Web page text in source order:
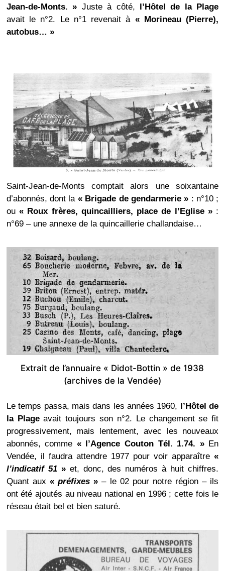
Jean-de-Monts. » Juste à côté, l’Hôtel de la Plage
avait le n°2. Le n°1 revenait à « Morineau (Pierre),
autobus… »
Saint-Jean-de-Monts comptait alors une soixantaine
d’abonnés, dont la « Brigade de gendarmerie » : n°10 ;
ou« Roux frères, quincailliers, place de l’Eglise »:
n°69 – une annexe de la quincaillerie challandaise…
Extrait de l’annuaire « Didot-Bottin » de 1938
(archives de la Vendée)
Le temps passa, mais dans les années 1960, l’Hôtel de
la Plageavait toujours son n°2. Le changement se fit
progressivement, mais lentement, avec les nouveaux
abonnés, comme « l’Agence Couton Tél. 1.74. »En
Vendée, il faudra attendre 1977 pour voir apparaître«
l’indicatif 51»et, donc, des numéros à huit chiffres.
Quant aux«préfixes »– le 02 pour notre région – ils
ont été ajoutés au niveau national en 1996 ; cette fois le
réseau était bel et bien saturé.